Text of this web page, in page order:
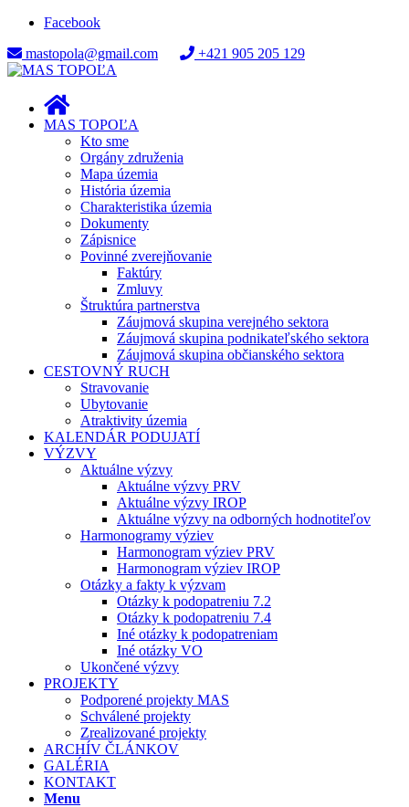
Facebook
mastopola@gmail.com
+421 905 205 129
MAS TOPOĽA
Kto sme
Orgány združenia
Mapa územia
História územia
Charakteristika územia
Dokumenty
Zápisnice
Povinné zverejňovanie
Faktúry
Zmluvy
Štruktúra partnerstva
Záujmová skupina verejného sektora
Záujmová skupina podnikateľského sektora
Záujmová skupina občianského sektora
CESTOVNÝ RUCH
Stravovanie
Ubytovanie
Atraktivity územia
KALENDÁR PODUJATÍ
VÝZVY
Aktuálne výzvy
Aktuálne výzvy PRV
Aktuálne výzvy IROP
Aktuálne výzvy na odborných hodnotiteľov
Harmonogramy výziev
Harmonogram výziev PRV
Harmonogram výziev IROP
Otázky a fakty k výzvam
Otázky k podopatreniu 7.2
Otázky k podopatreniu 7.4
Iné otázky k podopatreniam
Iné otázky VO
Ukončené výzvy
PROJEKTY
Podporené projekty MAS
Schválené projekty
Zrealizované projekty
ARCHÍV ČLÁNKOV
GALÉRIA
KONTAKT
Menu